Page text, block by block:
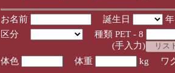
お名前 誕生日
区分
種類 PET - 8
(手入力)
体色
体重 kg ワ